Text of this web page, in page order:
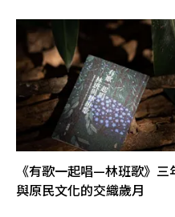
《有歌一起唱—林班歌》
與原民文化的交織歲月